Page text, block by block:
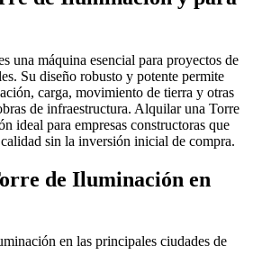
una máquina esencial para proyectos de
Su diseño robusto y potente permite
carga, movimiento de tierra y otras
de infraestructura. Alquilar una Torre
ideal para empresas constructoras que
sin la inversión inicial de compra.
de Iluminación en
en las principales ciudades de